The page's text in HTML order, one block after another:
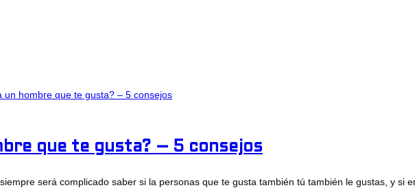
que te gusta? – 5 consejos
será complicado saber si la personas que te gusta también tú también le gustas, y si